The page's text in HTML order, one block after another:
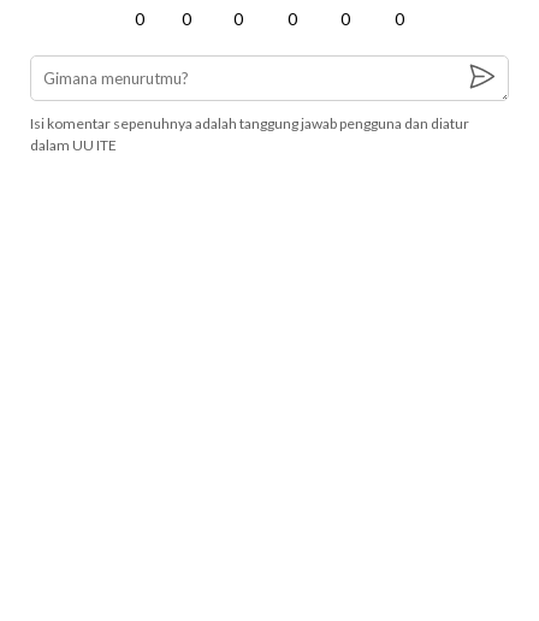
0 0 0 0 0 0
Isi komentar sepenuhnya adalah tanggung jawab pengguna dan diatur
dalam UU ITE